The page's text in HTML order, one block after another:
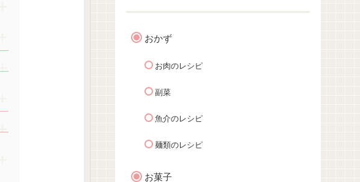
おかず
お肉のレシピ
副菜
魚介のレシピ
麺類のレシピ
お菓子